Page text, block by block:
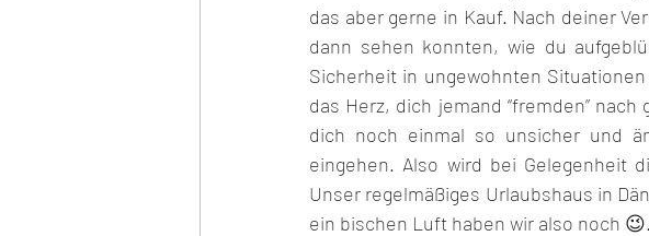
das aber gerne in Kauf. Nach deiner
dann sehen konnten, wie du
Sicherheit in ungewohnten
das Herz, dich jemand “fremden”
dich noch einmal so unsicher und
eingehen. Also wird bei Gelegenheit
Unser regelmäßiges Urlaubshaus in
ein bischen Luft haben wir also noch 😉.